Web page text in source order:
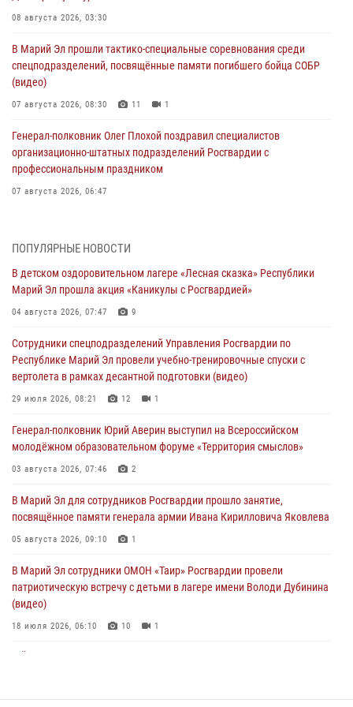
08 августа 2026, 03:30
В Марий Эл прошли тактико-специальные соревнования среди
спецподразделений, посвящённые памяти погибшего бойца СОБР
(видео)
07 августа 2026, 08:30 11 1
Генерал-полковник Олег Плохой поздравил специалистов
организационно-штатных подразделений Росгвардии с
профессиональным праздником
07 августа 2026, 06:47
Всероссийском семинаре в Нижнем Новгороде (видео)
07 августа 2026, 06:25 8 1
Команда «Росгвардия» принимает участие в военно-спортивном
07 августа 2026, 05:43 10
Представитель вневедомственной охраны Управления Росгвардии
по Республике Марий Эл принял участие в учебно-методическом
06 августа 2026, 09:37 10
В Марий Эл сотрудники ЛРР Росгвардии за прошедший месяц
06 августа 2026, 08:00
В Марий Эл сотрудники вневедомственной охраны Росгвардии за
05 августа 2026, 09:44
ПОПУЛЯРНЫЕ НОВОСТИ
В детском оздоровительном лагере «Лесная сказка» Республики
Марий Эл прошла акция «Каникулы с Росгвардией»
04 августа 2026, 07:47 9
Сотрудники спецподразделений Управления Росгвардии по
Республике Марий Эл провели учебно-тренировочные спуски с
вертолета в рамках десантной подготовки (видео)
29 июля 2026, 08:21 12 1
Генерал-полковник Юрий Аверин выступил на Всероссийском
молодёжном образовательном форуме «Территория смыслов»
03 августа 2026, 07:46 2
В Марий Эл для сотрудников Росгвардии прошло занятие,
посвящённое памяти генерала армии Ивана Кирилловича Яковлева
05 августа 2026, 09:10 1
В Марий Эл сотрудники ОМОН «Таир» Росгвардии провели
патриотическую встречу с детьми в лагере имени Володи Дубинина
(видео)
18 июля 2026, 06:10 10 1